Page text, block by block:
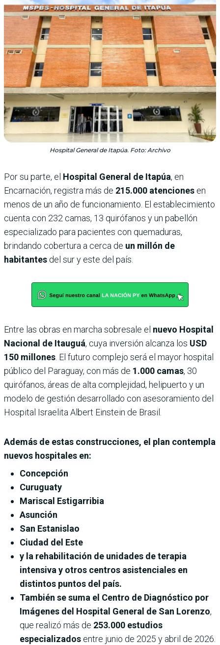
Hospital General de Itapúa. Foto: Archivo
Por su parte, el Hospital General de Itapúa, en
Encarnación, registra más de 215.000 atenciones en
menos de un año de funcionamiento. El establecimiento
cuenta con 232 camas, 13 quirófanos y un pabellón
especializado para pacientes con quemaduras,
brindando cobertura a cerca de un millón de
habitantes del sur y este del país.
Entre las obras en marcha sobresale el nuevo Hospital
Nacional de Itauguá, cuya inversión alcanza los USD
150 millones. El futuro complejo será el mayor hospital
público del Paraguay, con más de 1.000 camas, 30
quirófanos, áreas de alta complejidad, helipuerto y un
modelo de gestión desarrollado con asesoramiento del
Hospital Israelita Albert Einstein de Brasil.
Además de estas construcciones, el plan contempla
nuevos hospitales en:
Concepción
Curuguaty
Mariscal Estigarribia
Asunción
San Estanislao
Ciudad del Este
y la rehabilitación de unidades de terapia
intensiva y otros centros asistenciales en
distintos puntos del país.
También se suma el Centro de Diagnóstico por
Imágenes del Hospital General de San Lorenzo,
que realizó más de 253.000 estudios
especializados entre junio de 2025 y abril de 2026.